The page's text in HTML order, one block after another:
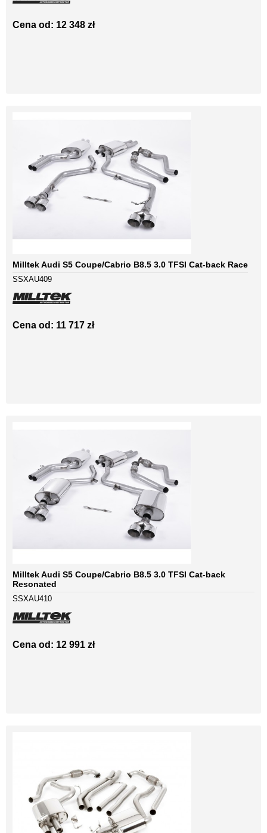
Cena od: 12 348 zł
Milltek Audi S5 Coupe/Cabrio B8.5 3.0 TFSI Cat-back Race
SSXAU409
Cena od: 11 717 zł
Milltek Audi S5 Coupe/Cabrio B8.5 3.0 TFSI Cat-back
Resonated
SSXAU410
Cena od: 12 991 zł